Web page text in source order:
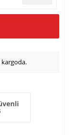
kargoda.